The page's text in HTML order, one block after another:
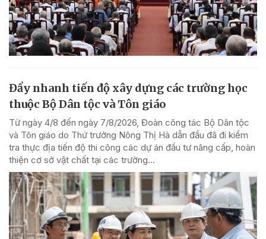
Đẩy nhanh tiến độ xây dựng các trường học
thuộc Bộ Dân tộc và Tôn giáo
Từ ngày 4/8 đến ngày 7/8/2026, Đoàn công tác Bộ Dân tộc
và Tôn giáo do Thứ trưởng Nông Thị Hà dẫn đầu đã đi kiểm
tra thực địa tiến độ thi công các dự án đầu tư nâng cấp, hoàn
thiện cơ sở vật chất tại các trường...